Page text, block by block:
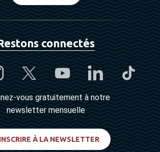
connectés
vous gratuitement à notre
newsletter mensuelle
À LA NEWSLETTER